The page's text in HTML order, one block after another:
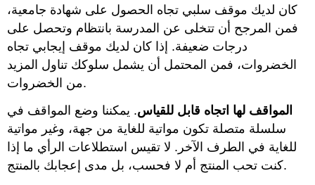
كان لديك موقف سلبي تجاه الحصول على شهادة جامعية،
فمن المرجح أن تتخلى عن المدرسة بانتظام وتحصل على
درجات ضعيفة. إذا كان لديك موقف إيجابي تجاه
الخضروات، فمن المحتمل أن يشمل سلوكك تناول المزيد
من الخضروات.
المواقف لها اتجاه قابل للقياس. يمكننا وضع المواقف في
سلسلة متصلة تكون مواتية للغاية من جهة، وغير مواتية
للغاية في الطرف الآخر. لا تقيس استطلاعات الرأي ما إذا
كنت تحب المنتج أم لا فحسب، بل مدى إعجابك بالمنتج.